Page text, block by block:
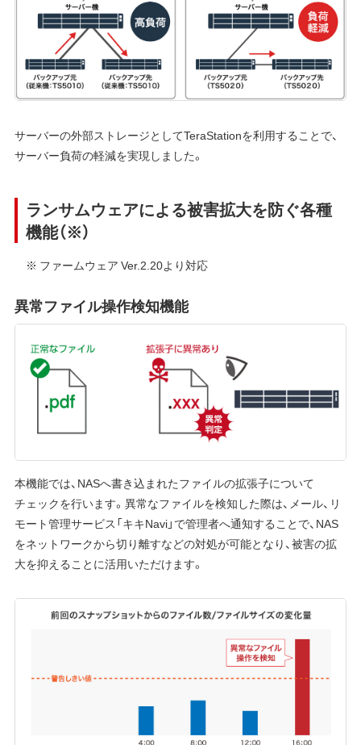
サーバーの外部ストレージとしてTeraStationを利用することで、
サーバー負荷の軽減を実現しました。
ランサムウェアによる被害拡大を防ぐ各種
機能（※）
※ ファームウェア Ver.2.20より対応
異常ファイル操作検知機能
本機能では、NASへ書き込まれたファイルの拡張子について
チェックを行います。異常なファイルを検知した際は、メール、リ
モート管理サービス「キキNavi」で管理者へ通知することで、NAS
をネットワークから切り離すなどの対処が可能となり、被害の拡
大を抑えることに活用いただけます。